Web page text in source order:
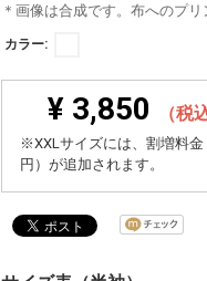
＊画像は合成です。布へのプ
カラー:
¥ 3,850 （税
※XXLサイズには、割増料金
円）が追加されます。